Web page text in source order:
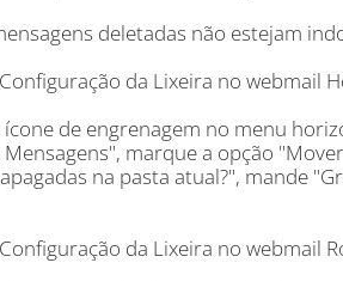
deletadas não estejam
da Lixeira no webmail
ícone de engrenagem no menu
marque a opção
na pasta atual?", mande
da Lixeira no webmail